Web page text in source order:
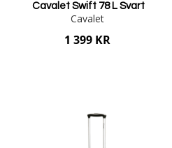
Cavalet Swift 78 L Svart
Cavalet
1 399 KR